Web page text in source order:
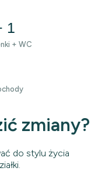
1
+ WC
zmiany?
do stylu życia